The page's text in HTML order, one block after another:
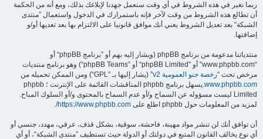
ربما نغير في هذه الشروط في أي وقت سنعمل جهدنا لإبلاغك بذلك، ومع أنه من الحكمة
أن تطالع هذه الشروط من وقت لآخر فإنه باستمرارك في الدخول واستعمال ”منتدى
الشبكة“ بعد تعديل الشروط يعني أنك موافق قانونيا على الالتزام بها بعد تعديها أو/و
إضافتها.
منتدياتنا مدعومة من برنامج phpBB (ويشار إليه بهم أو ”برنامج phpBB“ أو
“www.phpbb.com” أو ”phpBB Limited“ أو ”phpBB Teams“) وهو برنامج منتديات
مرخص تحت “رخصة جنو العمومية v2
” (يشار إليها بـ ”GPL“) ومن الممكن تحميله من
www.phpbb.com
.يسهل برنامج phpbb المناقشات القائمة على الإنترنت ؛ phpbb
Limited ليست مسؤوله عن السماح و/أو عدم السماح بالمحتوى و/أو السلوك المباح.
لمزيد من المعلومات حول phpbb اطلع على
https://www.phpbb.com/
.
أن توافق أنك لن تنشر مواد مهينة، فاحشة، سوقية، بشكل قذف، عرقي، مهدد، جنسي أو
أي نوع يخالف القانون المتبع في دولتك أو الدولة حيث تستظيف ”منتدى الشبكة“، أو أي